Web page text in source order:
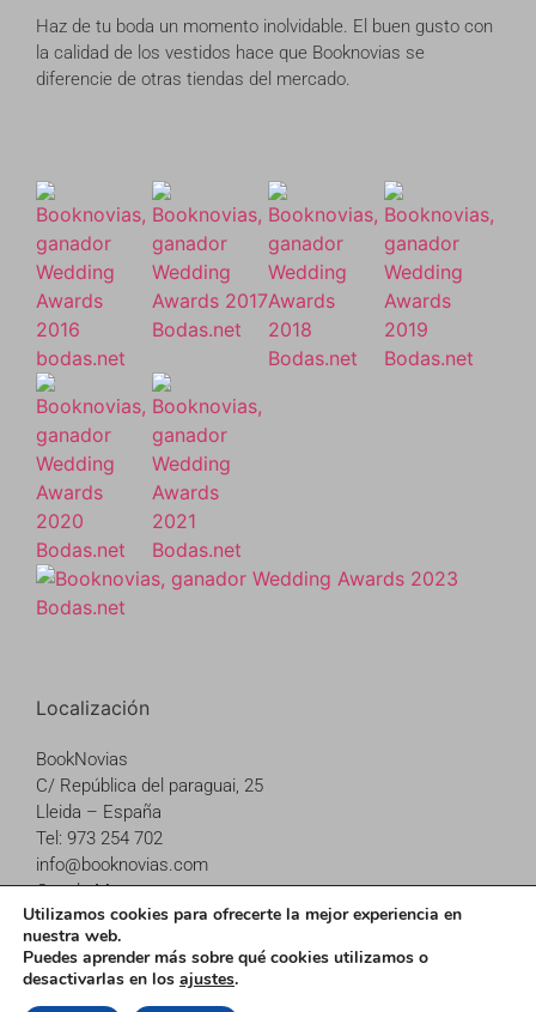
Haz de tu boda un momento inolvidable. El buen gusto con
la calidad de los vestidos hace que Booknovias se
diferencie de otras tiendas del mercado.
Localización
BookNovias
C/ República del paraguai, 25
Lleida – España
Tel: 973 254 702
info@booknovias.com
Google Maps
© 2026 BookNovias –Aviso Legal
Utilizamos cookies para ofrecerte la mejor experiencia en
nuestra web.
Puedes aprender más sobre qué cookies utilizamos o
desactivarlas en los ajustes.